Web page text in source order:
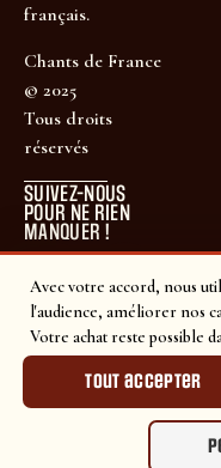
Avec votre accord, nous
l'audience, améliorer nos
Votre achat reste possible
Tout accepter
français.
Chants de France
© 2025
Tous droits
réservés
SUIVEZ-NOUS
POUR NE RIEN
MANQUER !